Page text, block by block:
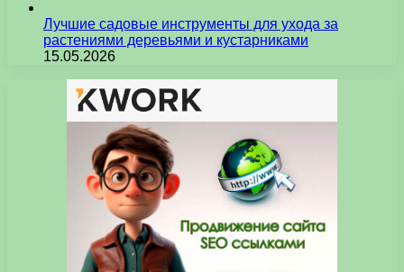
Лучшие садовые инструменты для ухода за
растениями деревьями и кустарниками
15.05.2026